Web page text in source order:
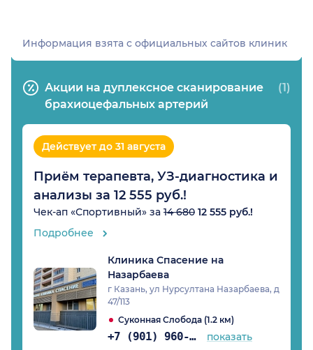
Акции на дуплексное сканирование
брахиоцефальных артерий
(1)
Действует до 31 августа
Приём терапевта, УЗ-диагностика и
анализы за 12 555 руб.!
Чек-ап «Спортивный» за 14 680 12 555 руб.!
Подробнее
Клиника Спасение на
Назарбаева
г Казань, ул Нурсултана Назарбаева, д
47/113
Суконная Слобода (1.2 км)
+7 (901) 960-84-72 показать
Информация взята c официальных сайтов клиник